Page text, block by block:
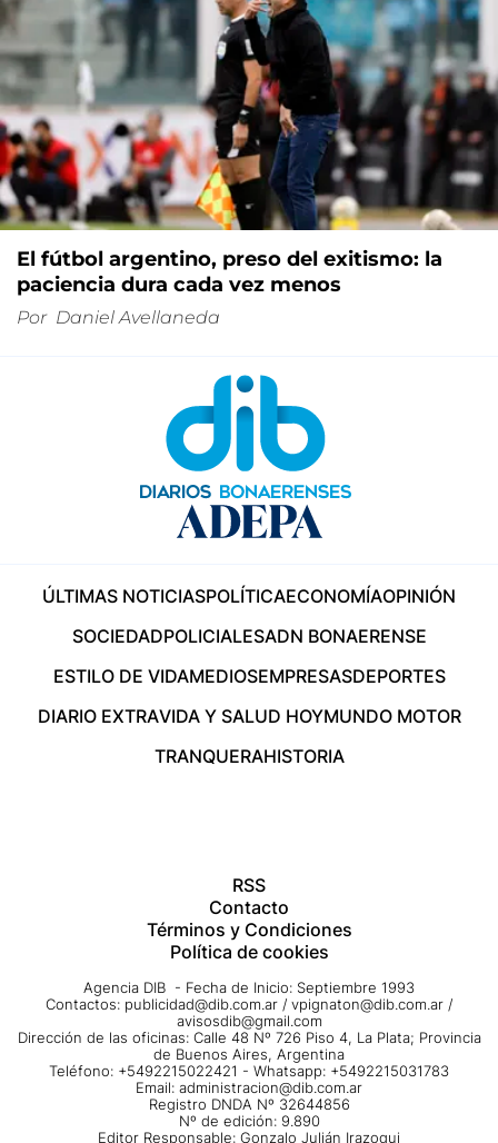
El fútbol argentino, preso del exitismo: la
paciencia dura cada vez menos
Por Daniel Avellaneda
ÚLTIMAS NOTICIASPOLÍTICAECONOMÍAOPINIÓN
SOCIEDADPOLICIALESADN BONAERENSE
ESTILO DE VIDAMEDIOSEMPRESASDEPORTES
DIARIO EXTRAVIDA Y SALUD HOYMUNDO MOTOR
TRANQUERAHISTORIA
RSS
Contacto
Términos y Condiciones
Política de cookies
Agencia DIB - Fecha de Inicio: Septiembre 1993
Contactos: publicidad@dib.com.ar / vpignaton@dib.com.ar /
avisosdib@gmail.com
Dirección de las oficinas: Calle 48 Nº 726 Piso 4, La Plata; Provincia
de Buenos Aires, Argentina
Teléfono: +5492215022421 - Whatsapp: +5492215031783
Email: administracion@dib.com.ar
Registro DNDA Nº 32644856
Nº de edición: 9.890
Editor Responsable: Gonzalo Julián Irazoqui